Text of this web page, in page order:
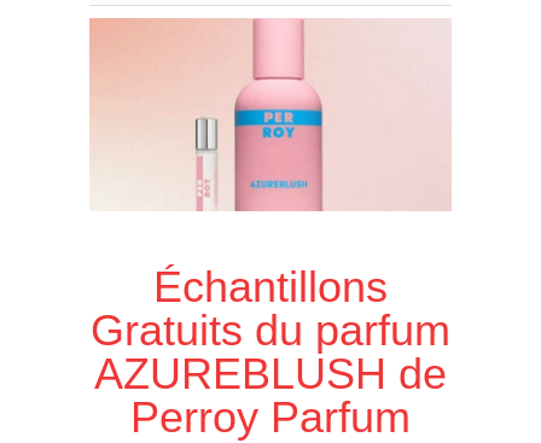
Échantillons
Gratuits du parfum
AZUREBLUSH de
Perroy Parfum